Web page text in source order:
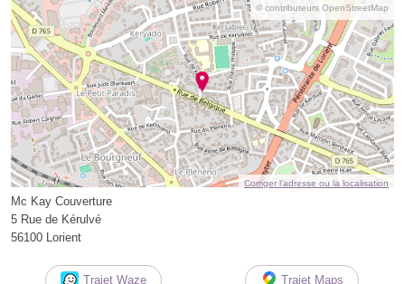
© contributeurs OpenStreetMap
Corriger l’adresse ou la localisation
Mc Kay Couverture
5 Rue de Kérulvé
56100 Lorient
Trajet Waze Trajet Maps